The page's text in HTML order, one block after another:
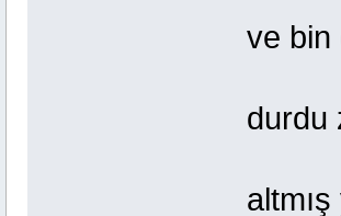
ve
durdu
altmış